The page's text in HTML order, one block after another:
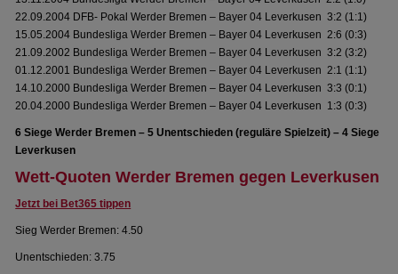
22.09.2004 DFB- Pokal Werder Bremen – Bayer 04 Leverkusen 3:2 (1:1)
15.05.2004 Bundesliga Werder Bremen – Bayer 04 Leverkusen 2:6 (0:3)
21.09.2002 Bundesliga Werder Bremen – Bayer 04 Leverkusen 3:2 (3:2)
01.12.2001 Bundesliga Werder Bremen – Bayer 04 Leverkusen 2:1 (1:1)
14.10.2000 Bundesliga Werder Bremen – Bayer 04 Leverkusen 3:3 (0:1)
20.04.2000 Bundesliga Werder Bremen – Bayer 04 Leverkusen 1:3 (0:3)
6 Siege Werder Bremen – 5 Unentschieden (reguläre Spielzeit) – 4 Siege
Leverkusen
Wett-Quoten Werder Bremen gegen Leverkusen
Jetzt bei Bet365 tippen
Sieg Werder Bremen: 4.50
Unentschieden: 3.75